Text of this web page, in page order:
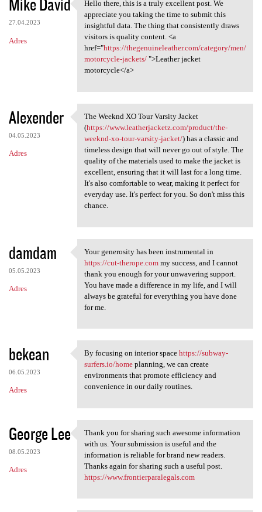
27.04.2023
Adres
Hello there, this is a truly
Hello there, this is a truly excellent post. We
appreciate you taking the time to submit this
insightful data. The thing that consistently draws
visitors is quality content. <a
href="https://thegenuineleather.com/category/men/
motorcycle-jackets/">Leather jacket
motorcycle</a>
Alexender
04.05.2023
Adres
The Weeknd XO Tour Varsity
The Weeknd XO Tour Varsity Jacket
(https://www.leatherjacketz.com/product/the-
weeknd-xo-tour-varsity-jacket/) has a classic and
timeless design that will never go out of style. The
quality of the materials used to make the jacket is
excellent, ensuring that it will last for a long time.
It's also comfortable to wear, making it perfect for
everyday use. It's perfect for you. So don't miss this
chance.
damdam
05.05.2023
Adres
Your generosity has been
Your generosity has been instrumental in
https://cut-therope.commy success, and I cannot
thank you enough for your unwavering support.
You have made a difference in my life, and I will
always be grateful for everything you have done
for me.
bekean
06.05.2023
Adres
By focusing on interior space
By focusing on interior space https://subway-
surfers.io/homeplanning, we can create
environments that promote efficiency and
convenience in our daily routines.
George Lee
08.05.2023
Adres
Thank you for sharing such
Thank you for sharing such awesome information
with us. Your submission is useful and the
information is reliable for brand new readers.
Thanks again for sharing such a useful post.
https://www.frontierparalegals.com